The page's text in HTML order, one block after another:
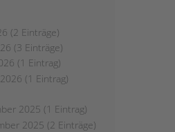
(2 Einträge)
(3 Einträge)
(1 Eintrag)
(1 Eintrag)
2025 (1 Eintrag)
2025 (2 Einträge)